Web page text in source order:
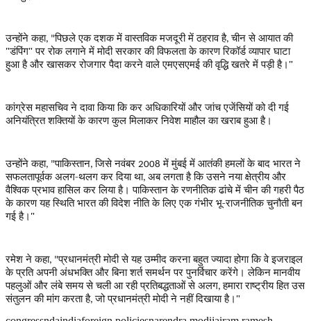
उन्होंने कहा, "पिछले एक दशक में वास्तविक मजदूरी में ठहराव है,चीन से आयात की
"डंपिंग" पर रोक लगाने में मोदी सरकार की विफलता के कारण रिकॉर्ड व्यापार घाटा
हुआ है और खासकर रोजगार पैदा करने वाले एमएसएमई की वृद्धि खतरे में पड़ी है।"
कांग्रेस महासचिव ने दावा किया कि कर अधिकारियों और जांच एजेंसियों को दी गई
अनियंत्रित शक्तियों के कारण कुल मिलाकर निवेश माहौल का खराब हुआ है।
उन्होंने कहा, "पाकिस्तान,जिसे नवंबर 2008 में मुंबई में आतंकी हमलों के बाद भारत ने
सफलतापूर्वक अलग-थलग कर दिया था, अब लगता है कि उसने नया क्षेत्रीय और
वैश्विक प्रभाव हासिल कर लिया है। पाकिस्तान के रणनीतिक ढांचे में चीन की गहरी पैठ
के कारण यह स्थिति भारत की विदेश नीति के लिए एक गंभीर भू-राजनीतिक चुनौती बन
गई है।"
रमेश ने कहा, "प्रधानमंत्री मोदी से यह उम्मीद करना बहुत ज्यादा होगा कि वे इजराइल
के प्रति अपनी अंधभक्ति और बिना शर्त समर्थन पर पुनर्विचार करेंगे। लेकिन मानवीय
पहलुओं और लंबे समय से चली आ रही प्रतिबद्धताओं से अलग,हमारा राष्ट्रीय हित उस
संतुलन की मांग करता है,जो प्रधानमंत्री मोदी ने नहीं दिखाया है।"